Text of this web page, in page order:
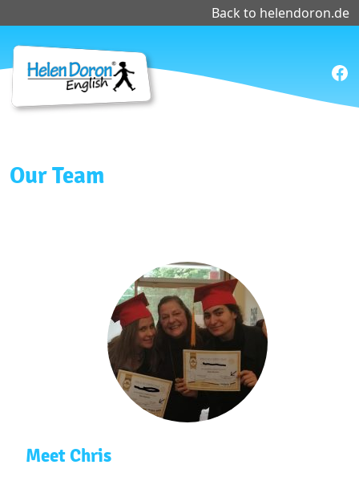
Back to helendoron.de
Our Team
Meet Chris